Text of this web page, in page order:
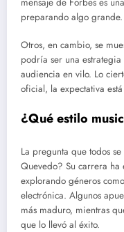
preparando algo grande.
Otros, en cambio, se
podría ser una
audiencia en vilo. Lo
oficial, la expectativa
¿Qué estilo
La pregunta que todos
Quevedo? Su carrera
explorando géneros
electrónica. Algunos
más maduro, mientras
que lo llevó al éxito.